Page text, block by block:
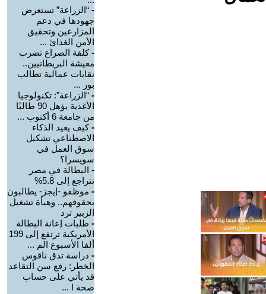
- “الزراعة” تستعرض
جهودها في دعم
المزارعين وتحقيق
الأمن الغذائ ...
-كلفة الصراع تضرب
معيشة البريطانيين..
نقابات عمالية تطالب
بور ...
- “الزراعة”: تكنولوجيا
الأغذية يؤهل 90 طالبًا
من جامعة 6 أكتوب ...
-كيف يعيد الذكاء
الاصطناعي تشكيل
سوق العمل في
سويسرا؟
- البطالة في مصر
تتراجع إلى 5.8%
- موظفو -إيجز- يطالبون
بحقوقهم.. وهيأة تشغيل
الزبير ترد
- طلبات إعانة البطالة
الأمريكية ترتفع إلى 199
ألفا الأسبوع الم ...
- دراسة تدق ناقوس
الخطر: رفع سن التقاعد
قد يأتي على حساب
صحة ا ...